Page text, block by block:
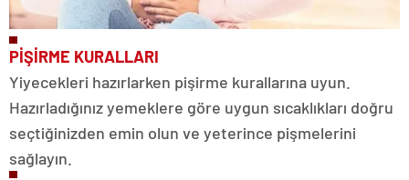
PİŞİRME KURALLARI
Yiyecekleri hazırlarken pişirme kurallarına uyun.
Hazırladığınız yemeklere göre uygun sıcaklıkları doğru
seçtiğinizden emin olun ve yeterince pişmelerini
sağlayın.